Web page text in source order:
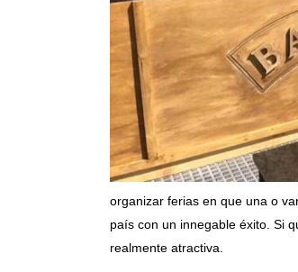
organizar ferias en que una o
país con un innegable éxito. Si
realmente atractiva.